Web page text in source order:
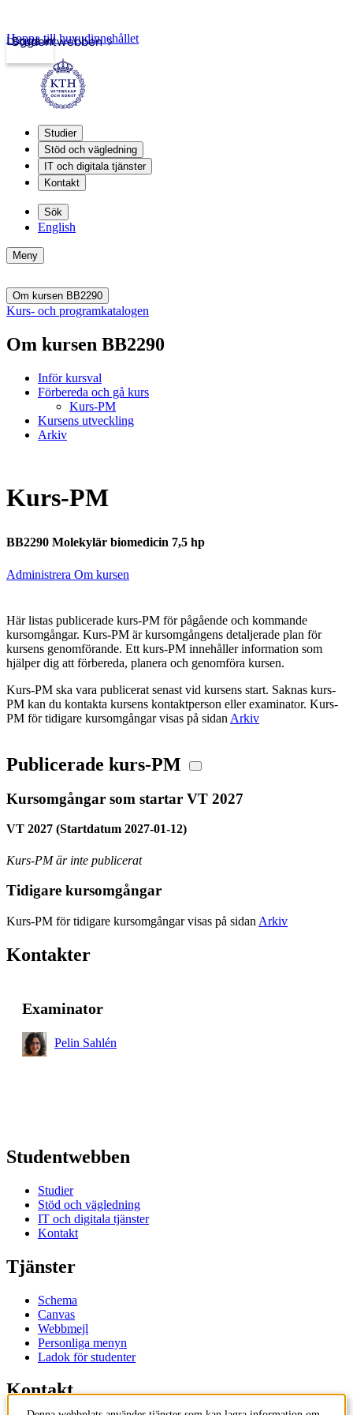
Studentwebben
Logga in
Hoppa till huvudinnehållet
Studier
Stöd och vägledning
IT och digitala tjänster
Kontakt
Sök
English
Meny
Om kursen BB2290
Kurs- och programkatalogen
Om kursen BB2290
Inför kursval
Förbereda och gå kurs
Kurs-PM
Kursens utveckling
Arkiv
Kurs-PM
BB2290 Molekylär biomedicin 7,5 hp
Administrera Om kursen
Här listas publicerade kurs-PM för pågående och kommande
kursomgångar. Kurs-PM är kursomgångens detaljerade plan för
kursens genomförande. Ett kurs-PM innehåller information som
hjälper dig att förbereda, planera och genomföra kursen.
Kurs-PM ska vara publicerat senast vid kursens start. Saknas kurs-
PM kan du kontakta kursens kontaktperson eller examinator. Kurs-
PM för tidigare kursomgångar visas på sidan Arkiv
Publicerade kurs-PM
Kursomgångar som startar VT 2027
VT 2027 (Startdatum 2027-01-12)
Kurs-PM är inte publicerat
Tidigare kursomgångar
Kurs-PM för tidigare kursomgångar visas på sidan Arkiv
Kontakter
Examinator
Pelin Sahlén
Studentwebben
Studier
Stöd och vägledning
IT och digitala tjänster
Kontakt
Tjänster
Schema
Canvas
Webbmejl
Personliga menyn
Ladok för studenter
Kontakt